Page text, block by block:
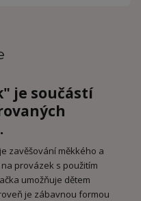
je součástí
zavěšování měkkého a
provázek s použitím
umožňuje dětem
je zábavnou formou